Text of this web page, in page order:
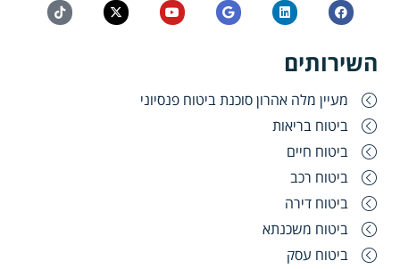
השירותים
מעיין מלה אהרון סוכנת ביטוח פנסיוני
ביטוח בריאות
ביטוח חיים
ביטוח רכב
ביטוח דירה
ביטוח משכנתא
ביטוח עסק